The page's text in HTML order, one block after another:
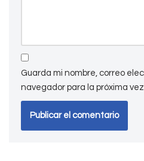
Guarda mi nombre, correo
navegador para la próxima